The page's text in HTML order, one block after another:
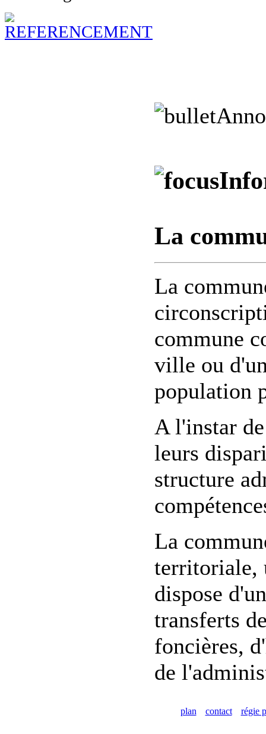
La
La
commune
ville ou
population
A l'instar
leurs
structure
La
territoriale,
dispose
transferts
foncières,
de
plan contact régie